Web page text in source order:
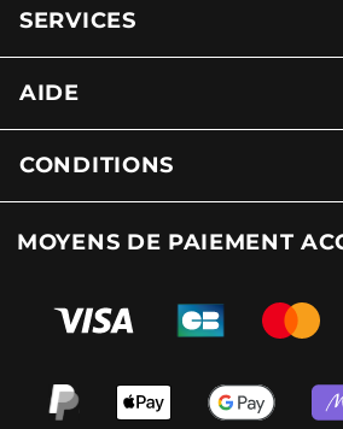
SERVICES
AIDE
CONDITIONS
MOYENS DE PAIEMENT